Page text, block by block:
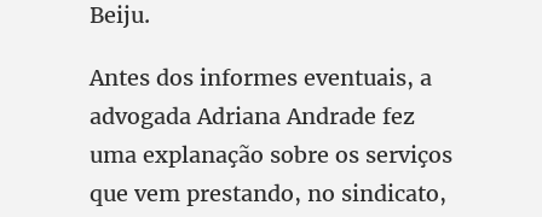
Beiju.
Antes dos informes eventuais, a
advogada Adriana Andrade fez
uma explanação sobre os serviços
que vem prestando, no sindicato,